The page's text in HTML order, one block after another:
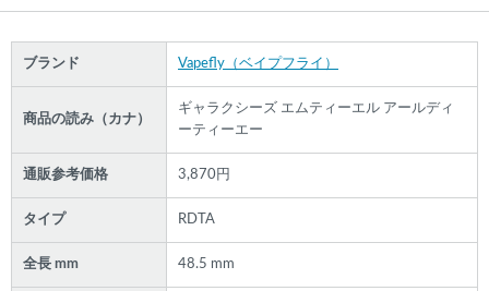
ブランド Vapefly（ベイプフライ）
商品の読み（カナ）
ギャラクシーズ エムティーエル アールディ
ーティーエー
通販参考価格 3,870円
タイプ RDTA
全長 mm 48.5 mm